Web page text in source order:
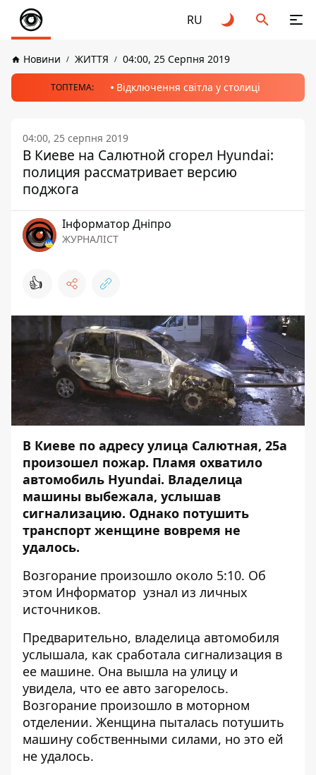
RU
Новини ЖИТТЯ 04:00, 25 Серпня 2019
ТОПТЕМА: Відключення світла у столиці
04:00, 25 серпня 2019
В Киеве на Салютной сгорел Hyundai:
полиция рассматривает версию
поджога
Інформатор Дніпро
ЖУРНАЛІСТ
👍
В Киеве по адресу улица Салютная, 25а
произошел пожар. Пламя охватило
автомобиль Hyundai. Владелица
машины выбежала, услышав
сигнализацию. Однако потушить
транспорт женщине вовремя не
удалось.
Возгорание произошло около 5:10. Об
этом Информатор узнал из личных
источников.
Предварительно, владелица автомобиля
услышала, как сработала сигнализация в
ее машине. Она вышла на улицу и
увидела, что ее авто загорелось.
Возгорание произошло в моторном
отделении. Женщина пыталась потушить
машину собственными силами, но это ей
не удалось.